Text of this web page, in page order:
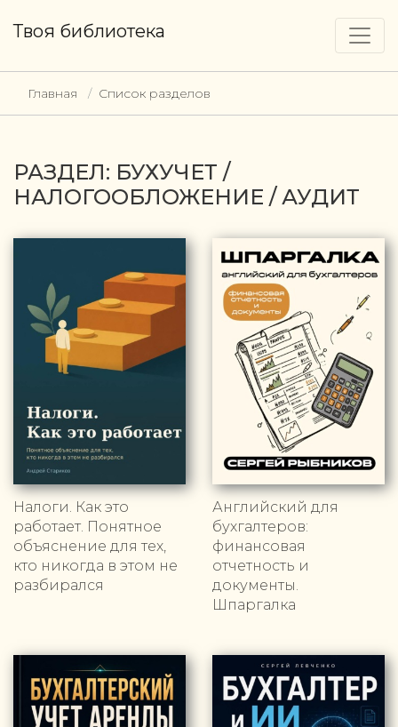
Твоя библиотека
Главная Список разделов
РАЗДЕЛ: БУХУЧЕТ /
НАЛОГООБЛОЖЕНИЕ / АУДИТ
Налоги. Как это
работает. Понятное
объяснение для тех,
кто никогда в этом не
разбирался
Английский для
бухгалтеров:
финансовая
отчетность и
документы.
Шпаргалка